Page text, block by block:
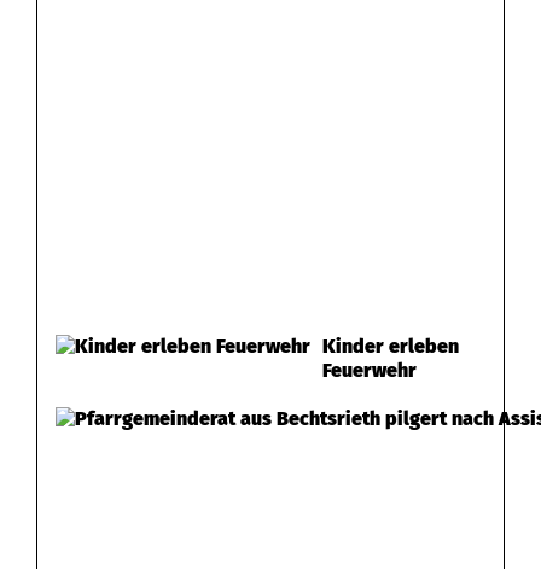
Kinder erleben
Feuerwehr